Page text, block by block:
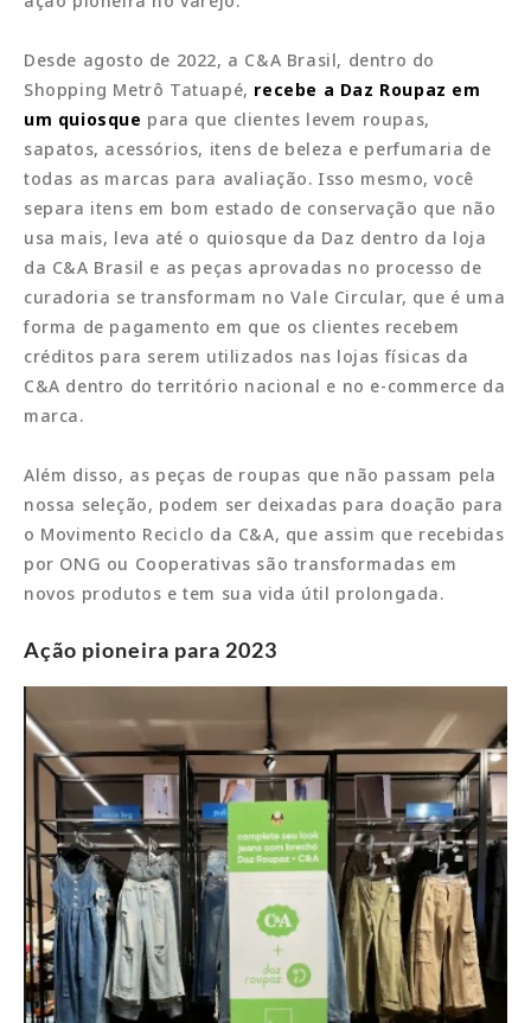
Desde agosto de 2022, a C&A Brasil, dentro do
Shopping Metrô Tatuapé, recebe a Daz Roupaz em
um quiosque para que clientes levem roupas,
sapatos, acessórios, itens de beleza e perfumaria de
todas as marcas para avaliação. Isso mesmo, você
separa itens em bom estado de conservação que não
usa mais, leva até o quiosque da Daz dentro da loja
da C&A Brasil e as peças aprovadas no processo de
curadoria se transformam no Vale Circular, que é uma
forma de pagamento em que os clientes recebem
créditos para serem utilizados nas lojas físicas da
C&A dentro do território nacional e no e-commerce da
marca.
Além disso, as peças de roupas que não passam pela
nossa seleção, podem ser deixadas para doação para
o Movimento Reciclo da C&A, que assim que recebidas
por ONG ou Cooperativas são transformadas em
novos produtos e tem sua vida útil prolongada.
Ação pioneira para 2023